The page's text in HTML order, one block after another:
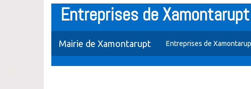
Entreprises de Xamontarupt
Mairie de Xamontarupt Entreprises de